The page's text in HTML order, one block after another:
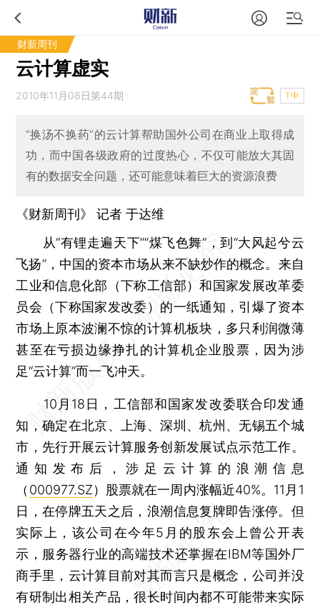
财新周刊
云计算虚实
2010年11月08日第44期 T中
“换汤不换药”的云计算帮助国外公司在商业上取得成
功，而中国各级政府的过度热心，不仅可能放大其固
有的数据安全问题，还可能意味着巨大的资源浪费
《财新周刊》 记者于达维
从“有锂走遍天下”“煤飞色舞”，到“大风起兮云
飞扬”，中国的资本市场从来不缺炒作的概念。来自
工业和信息化部（下称工信部）和国家发展改革委
员会（下称国家发改委）的一纸通知，引爆了资本
市场上原本波澜不惊的计算机板块，多只利润微薄
甚至在亏损边缘挣扎的计算机企业股票，因为涉
足“云计算”而一飞冲天。
10月18日，工信部和国家发改委联合印发通
知，确定在北京、上海、深圳、杭州、无锡五个城
市，先行开展云计算服务创新发展试点示范工作。
通知发布后，涉足云计算的浪潮信息
（ 000977.SZ）股票就在一周内涨幅近40%。11月1
日，在停牌五天之后，浪潮信息复牌即告涨停。但
实际上，该公司在今年5月的股东会上曾公开表
示，服务器行业的高端技术还掌握在IBM等国外厂
商手里，云计算目前对其而言只是概念，公司并没
有研制出相关产品，很长时间内都不可能带来实际